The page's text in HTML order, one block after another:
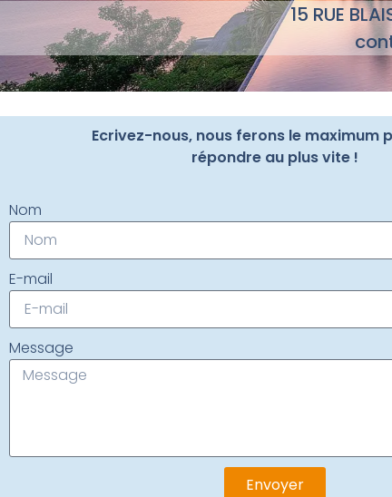
15 RUE
Ecrivez-nous, nous ferons le maximum
répondre au plus vite !
Nom
E-mail
Message
Envoyer